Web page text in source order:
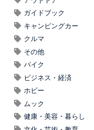
ガイドブック
キャンピングカー
クルマ
その他
バイク
ビジネス・経済
ホビー
ムック
健康・美容・暮らし